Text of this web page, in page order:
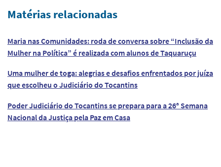
Matérias relacionadas
Maria nas Comunidades: roda de conversa sobre “Inclusão da
Mulher na Política” é realizada com alunos de Taquaruçu
Uma mulher de toga: alegrias e desafios enfrentados por juíza
que escolheu o Judiciário do Tocantins
Poder Judiciário do Tocantins se prepara para a 26ª Semana
Nacional da Justiça pela Paz em Casa